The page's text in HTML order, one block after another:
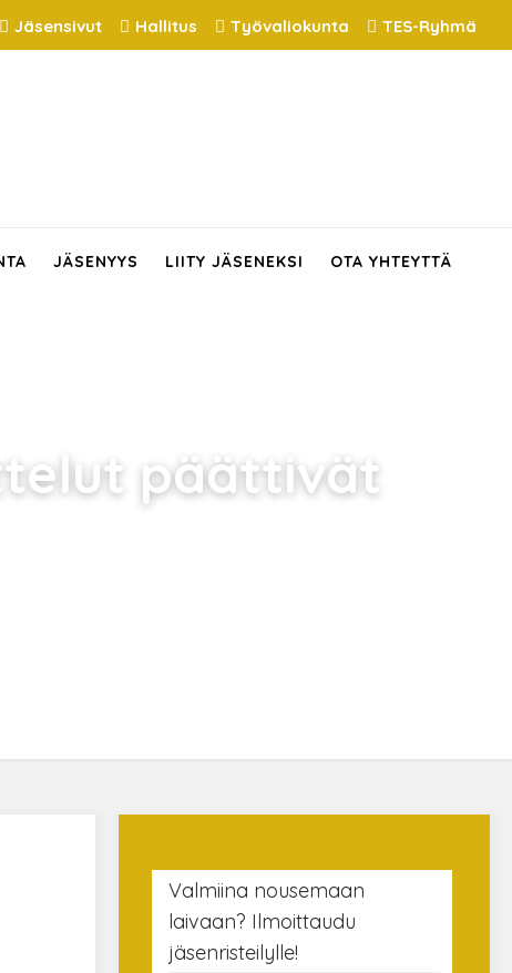
Jäsensivut Hallitus Työvaliokunta TES-Ryhmä
JÄSENYYS LIITY JÄSENEKSI OTA YHTEYTTÄ
päättivät
Valmiina nousemaan
laivaan? Ilmoittaudu
jäsenristeilylle!